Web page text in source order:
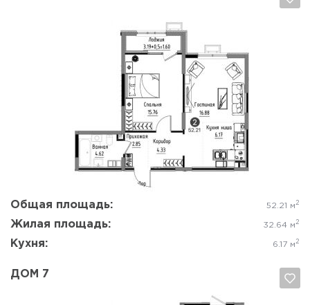
Общая площадь: 52.21 м 2
Жилая площадь: 32.64 м 2
Кухня: 6.17 м 2
Да, удалить
ДОМ 7